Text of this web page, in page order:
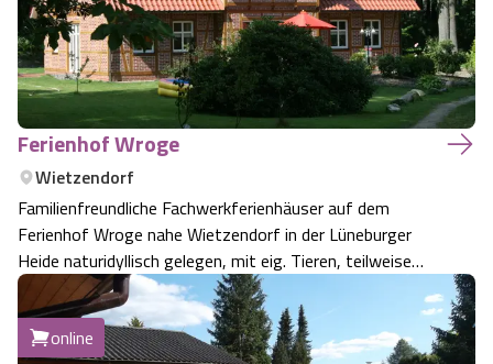
Ferienhof Wroge
Wietzendorf
Familienfreundliche Fachwerkferienhäuser auf dem
Ferienhof Wroge nahe Wietzendorf in der Lüneburger
Heide naturidyllisch gelegen, mit eig. Tieren, teilweise
behindertengerecht.
online